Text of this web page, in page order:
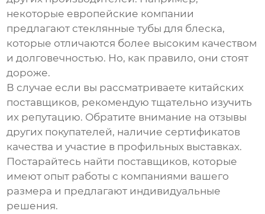
некоторые европейские компании
предлагают стеклянные тубы для блеска,
которые отличаются более высоким качеством
и долговечностью. Но, как правило, они стоят
дороже.
В случае если вы рассматриваете китайских
поставщиков, рекомендую тщательно изучить
их репутацию. Обратите внимание на отзывы
других покупателей, наличие сертификатов
качества и участие в профильных выставках.
Постарайтесь найти поставщиков, которые
имеют опыт работы с компаниями вашего
размера и предлагают индивидуальные
решения.